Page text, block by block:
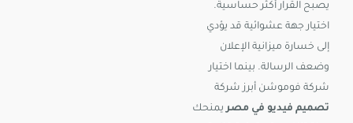
يصبح القرار أكثر حساسية.
اختيار جهة عشوائية قد يؤدي
إلى خسارة ميزانية الإعلان
وضعف الرسالة. بينما اختيار
شركة فوموشن أبرز شركة
تصميم فيديو في مصريمنحك